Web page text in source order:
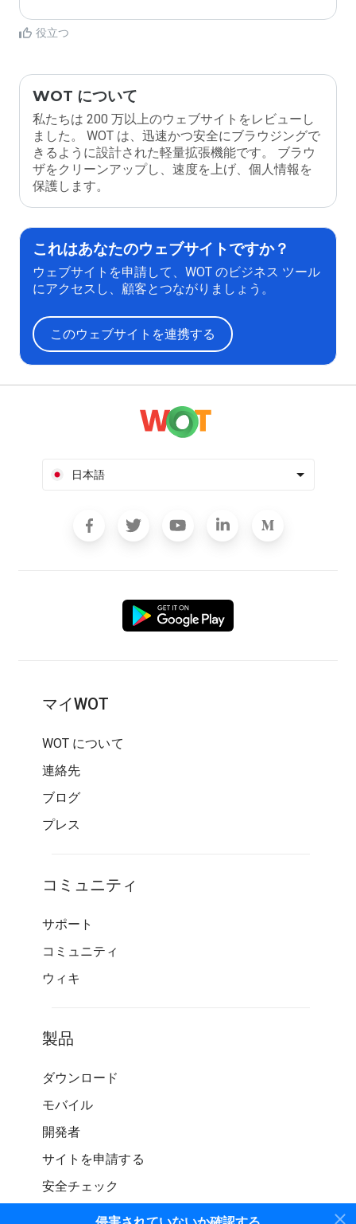
役立つ
WOT について
私たちは 200 万以上のウェブサイトをレビューし
ました。 WOT は、迅速かつ安全にブラウジングで
きるように設計された軽量拡張機能です。 ブラウ
ザをクリーンアップし、速度を上げ、個人情報を
保護します。
これはあなたのウェブサイトですか？
ウェブサイトを申請して、WOT のビジネス ツール
にアクセスし、顧客とつながりましょう。
このウェブサイトを連携する
日本語
マイWOT
WOT について
連絡先
ブログ
プレス
コミュニティ
サポート
コミュニティ
ウィキ
製品
ダウンロード
モバイル
開発者
サイトを申請する
安全チェック